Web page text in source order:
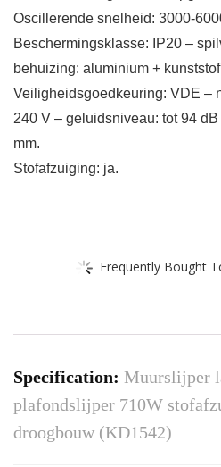
Oscillerende snelheid: 3000-
Beschermingsklasse: IP20 –
behuizing: aluminium +
Veiligheidsgoedkeuring: VDE –
240 V – geluidsniveau: tot 94
mm.
Stofafzuiging: ja.
Frequently Bought
Specification: Muurslijper
plafondslijper 710W
droogbouw (KD1542)